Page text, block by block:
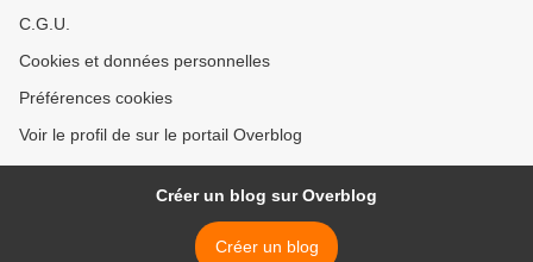
C.G.U.
Cookies et données personnelles
Préférences cookies
Voir le profil de sur le portail Overblog
Créer un blog sur Overblog
Créer un blog